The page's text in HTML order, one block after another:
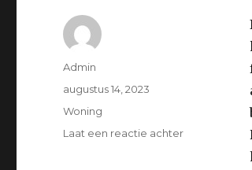
Auteur
Admin
Geplaatst
op
augustus 14, 2023
Categorieën
Woning
Laat een reactie achterop